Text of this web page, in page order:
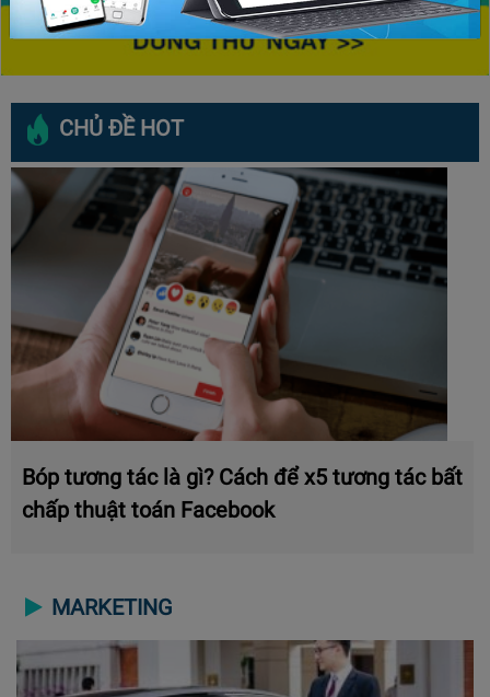
CHỦ ĐỀ HOT
Bóp tương tác là gì? Cách để x5 tương tác bất
chấp thuật toán Facebook
MARKETING